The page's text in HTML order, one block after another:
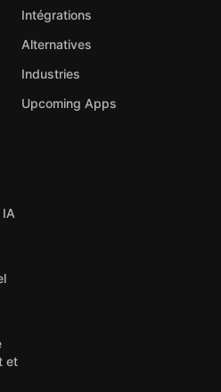
Intégrations
Alternatives
Industries
Upcoming Apps
et